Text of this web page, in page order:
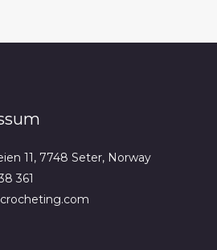
11, 7748 Seter, Norway
361